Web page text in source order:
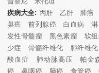
疾病大全: 丙肝 乙肝 肺癌
巢癌
前列腺癌 白血病
发性骨髓瘤
黑色素瘤 软
少症
骨髓纤维化 肺纤维化
酸血症
肺动脉高压 帕金
癌
鼻咽癌 脑癌 食管癌